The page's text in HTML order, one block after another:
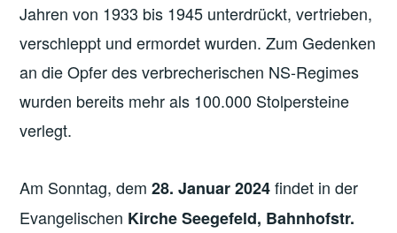
Jahren von 1933 bis 1945 unterdrückt, vertrieben,
verschleppt und ermordet wurden. Zum Gedenken
an die Opfer des verbrecherischen NS-Regimes
wurden bereits mehr als 100.000 Stolpersteine
verlegt.
Am Sonntag, dem28. Januar 2024findet in der
Evangelischen Kirche Seegefeld, Bahnhofstr.